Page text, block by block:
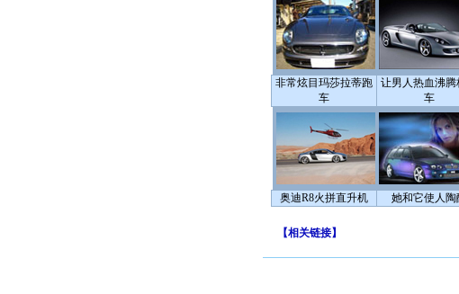
非常炫目玛莎拉蒂跑
车
让男人热血沸腾
车
奥迪R8火拼直升机 她和它使人陶
【相关链接】